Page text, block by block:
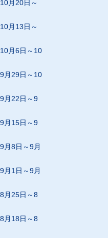
月20日～
月13日～
月6日～10
月29日～10
月22日～9
月15日～9
月8日～9月
月1日～9月
月25日～8
月18日～8